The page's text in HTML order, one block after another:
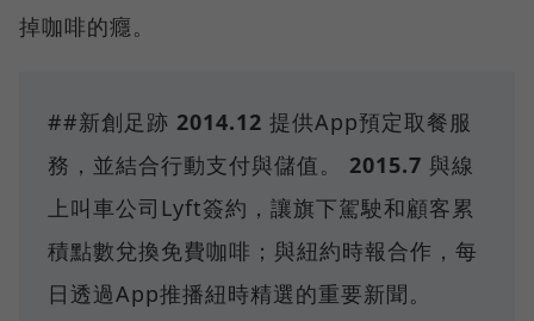
掉咖啡的癮。
##新創足跡 2014.12 提供App預定取餐服
務，並結合行動支付與儲值。 2015.7 與線
上叫車公司Lyft簽約，讓旗下駕駛和顧客累
積點數兌換免費咖啡；與紐約時報合作，每
日透過App推播紐時精選的重要新聞。